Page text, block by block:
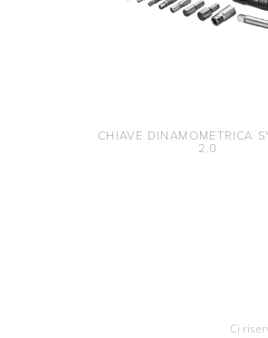
CHIAVE DINAMOMETRICA
2.0
Ci